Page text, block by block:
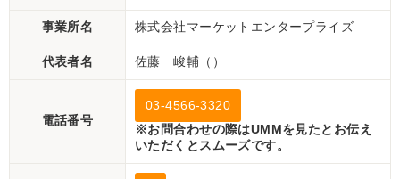
事業所名 株式会社マーケットエンタープライズ
代表者名 佐藤 峻輔（）
電話番号
03-4566-3320
※お問合わせの際はUMMを見たとお伝え
いただくとスムーズです。